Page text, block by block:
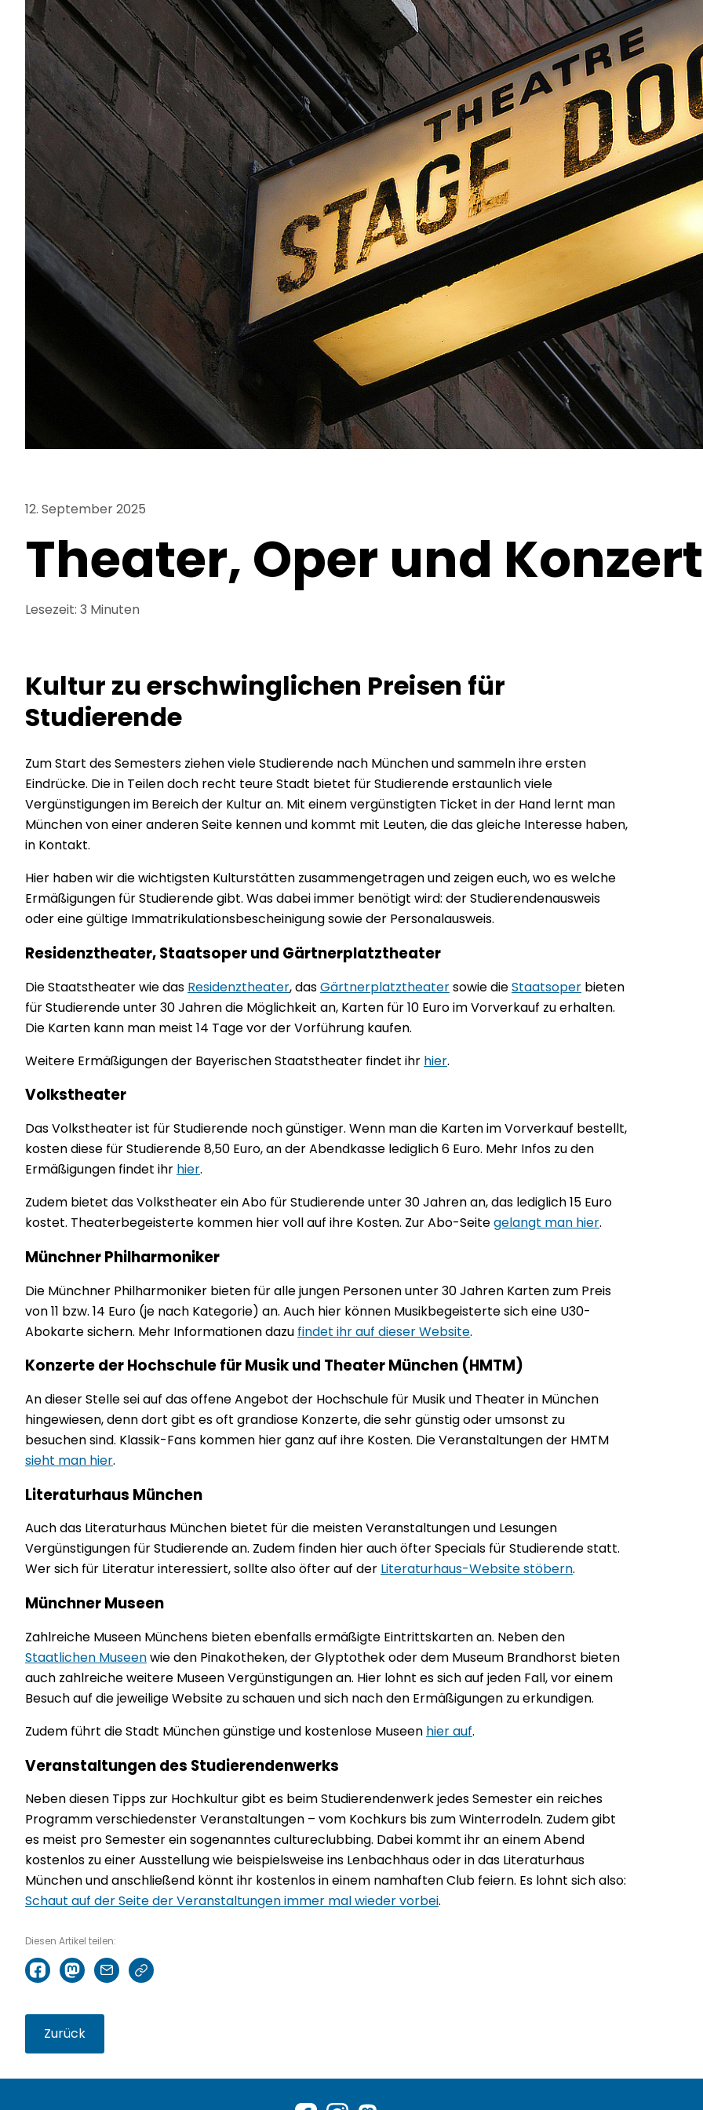
12. September 2025
Theater, Oper und
Lesezeit: 3 Minuten
Kultur zu erschwinglichen Preisen für
Studierende
Zum Start des Semesters ziehen viele Studierende nach München und sammeln ihre ersten
Eindrücke. Die in Teilen doch recht teure Stadt bietet für Studierende erstaunlich viele
Vergünstigungen im Bereich der Kultur an. Mit einem vergünstigten Ticket in der Hand lernt man
München von einer anderen Seite kennen und kommt mit Leuten, die das gleiche Interesse haben,
in Kontakt.
Hier haben wir die wichtigsten Kulturstätten zusammengetragen und zeigen euch, wo es welche
Ermäßigungen für Studierende gibt. Was dabei immer benötigt wird: der Studierendenausweis
oder eine gültige Immatrikulationsbescheinigung sowie der Personalausweis.
Residenztheater, Staatsoper und Gärtnerplatztheater
Die Staatstheater wie das Residenztheater, dasGärtnerplatztheatersowie dieStaatsoper bieten
für Studierende unter 30 Jahren die Möglichkeit an, Karten für 10 Euro im Vorverkauf zu erhalten.
Die Karten kann man meist 14 Tage vor der Vorführung kaufen.
Weitere Ermäßigungen der Bayerischen Staatstheater findet ihr hier.
Volkstheater
Das Volkstheater ist für Studierende noch günstiger. Wenn man die Karten im Vorverkauf bestellt,
kosten diese für Studierende 8,50 Euro, an der Abendkasse lediglich 6 Euro. Mehr Infos zu den
Ermäßigungen findet ihr hier.
Zudem bietet das Volkstheater ein Abo für Studierende unter 30 Jahren an, das lediglich 15 Euro
kostet. Theaterbegeisterte kommen hier voll auf ihre Kosten. Zur Abo-Seitegelangt man hier.
Münchner Philharmoniker
Die Münchner Philharmoniker bieten für alle jungen Personen unter 30 Jahren Karten zum Preis
von 11 bzw. 14 Euro (je nach Kategorie) an. Auch hier können Musikbegeisterte sich eine U30-
Abokarte sichern. Mehr Informationen dazu findet ihr auf dieser Website.
Konzerte der Hochschule für Musik und Theater München (HMTM)
An dieser Stelle sei auf das offene Angebot der Hochschule für Musik und Theater in München
hingewiesen, denn dort gibt es oft grandiose Konzerte, die sehr günstig oder umsonst zu
besuchen sind. Klassik-Fans kommen hier ganz auf ihre Kosten. Die Veranstaltungen der HMTM
sieht man hier.
Literaturhaus München
Auch das Literaturhaus München bietet für die meisten Veranstaltungen und Lesungen
Vergünstigungen für Studierende an. Zudem finden hier auch öfter Specials für Studierende statt.
Wer sich für Literatur interessiert, sollte also öfter auf der Literaturhaus-Website stöbern.
Münchner Museen
Zahlreiche Museen Münchens bieten ebenfalls ermäßigte Eintrittskarten an. Neben den
Staatlichen Museenwie den Pinakotheken, der Glyptothek oder dem Museum Brandhorst bieten
auch zahlreiche weitere Museen Vergünstigungen an. Hier lohnt es sich auf jeden Fall, vor einem
Besuch auf die jeweilige Website zu schauen und sich nach den Ermäßigungen zu erkundigen.
Zudem führt die Stadt München günstige und kostenlose Museen hier auf.
Veranstaltungen des Studierendenwerks
Neben diesen Tipps zur Hochkultur gibt es beim Studierendenwerk jedes Semester ein reiches
Programm verschiedenster Veranstaltungen – vom Kochkurs bis zum Winterrodeln. Zudem gibt
es meist pro Semester ein sogenanntes cultureclubbing. Dabei kommt ihr an einem Abend
kostenlos zu einer Ausstellung wie beispielsweise ins Lenbachhaus oder in das Literaturhaus
München und anschließend könnt ihr kostenlos in einem namhaften Club feiern. Es lohnt sich also:
Schaut auf der Seite der Veranstaltungen immer mal wieder vorbei.
Diesen Artikel teilen:
Zurück